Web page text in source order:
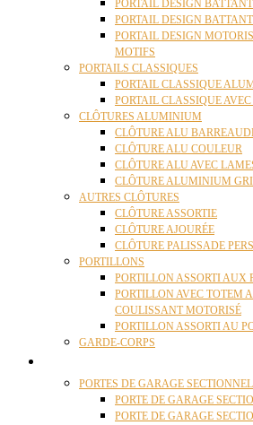
PORTAIL DESIGN
PORTAIL DESIGN
PORTAIL DESIGN
MOTIFS
PORTAILS CLASSIQUES
PORTAIL CLASSIQUE
PORTAIL CLASSIQUE
CLÔTURES ALUMINIUM
CLÔTURE ALU
CLÔTURE ALU COULEUR
CLÔTURE ALU AVEC
CLÔTURE ALUMINIUM
AUTRES CLÔTURES
CLÔTURE ASSORTIE
CLÔTURE AJOURÉE
CLÔTURE PALISSADE
PORTILLONS
PORTILLON ASSORTI AUX
PORTILLON AVEC TOTEM
COULISSANT MOTORISÉ
PORTILLON ASSORTI AU
GARDE-CORPS
PORTES DE GARAGE
PORTE DE GARAGE
PORTE DE GARAGE